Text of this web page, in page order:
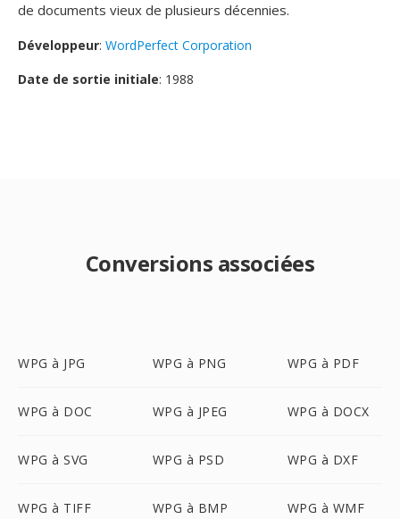
de documents vieux de plusieurs décennies.
Développeur: WordPerfect Corporation
Date de sortie initiale: 1988
Conversions associées
WPG à JPG WPG à PNG WPG à PDF
WPG à DOC WPG à JPEG WPG à DOCX
WPG à SVG WPG à PSD WPG à DXF
WPG à TIFF WPG à BMP WPG à WMF